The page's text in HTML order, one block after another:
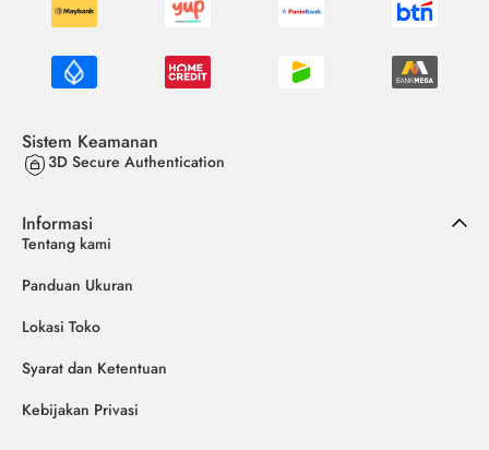
Sistem Keamanan
3D Secure Authentication
Informasi
Tentang kami
Panduan Ukuran
Lokasi Toko
Syarat dan Ketentuan
Kebijakan Privasi